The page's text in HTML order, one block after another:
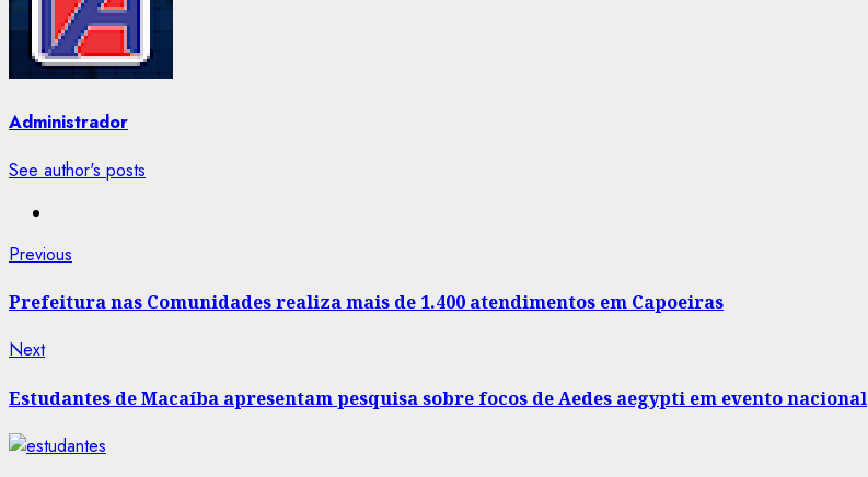
Administrador
See author's posts
Post
navigation
Previous
Prefeitura nas Comunidades realiza mais de 1.400 atendimentos em Capoeiras
NextNext
Estudantes de Macaíba apresentam pesquisa sobre focos de Aedes aegypti em evento nacional